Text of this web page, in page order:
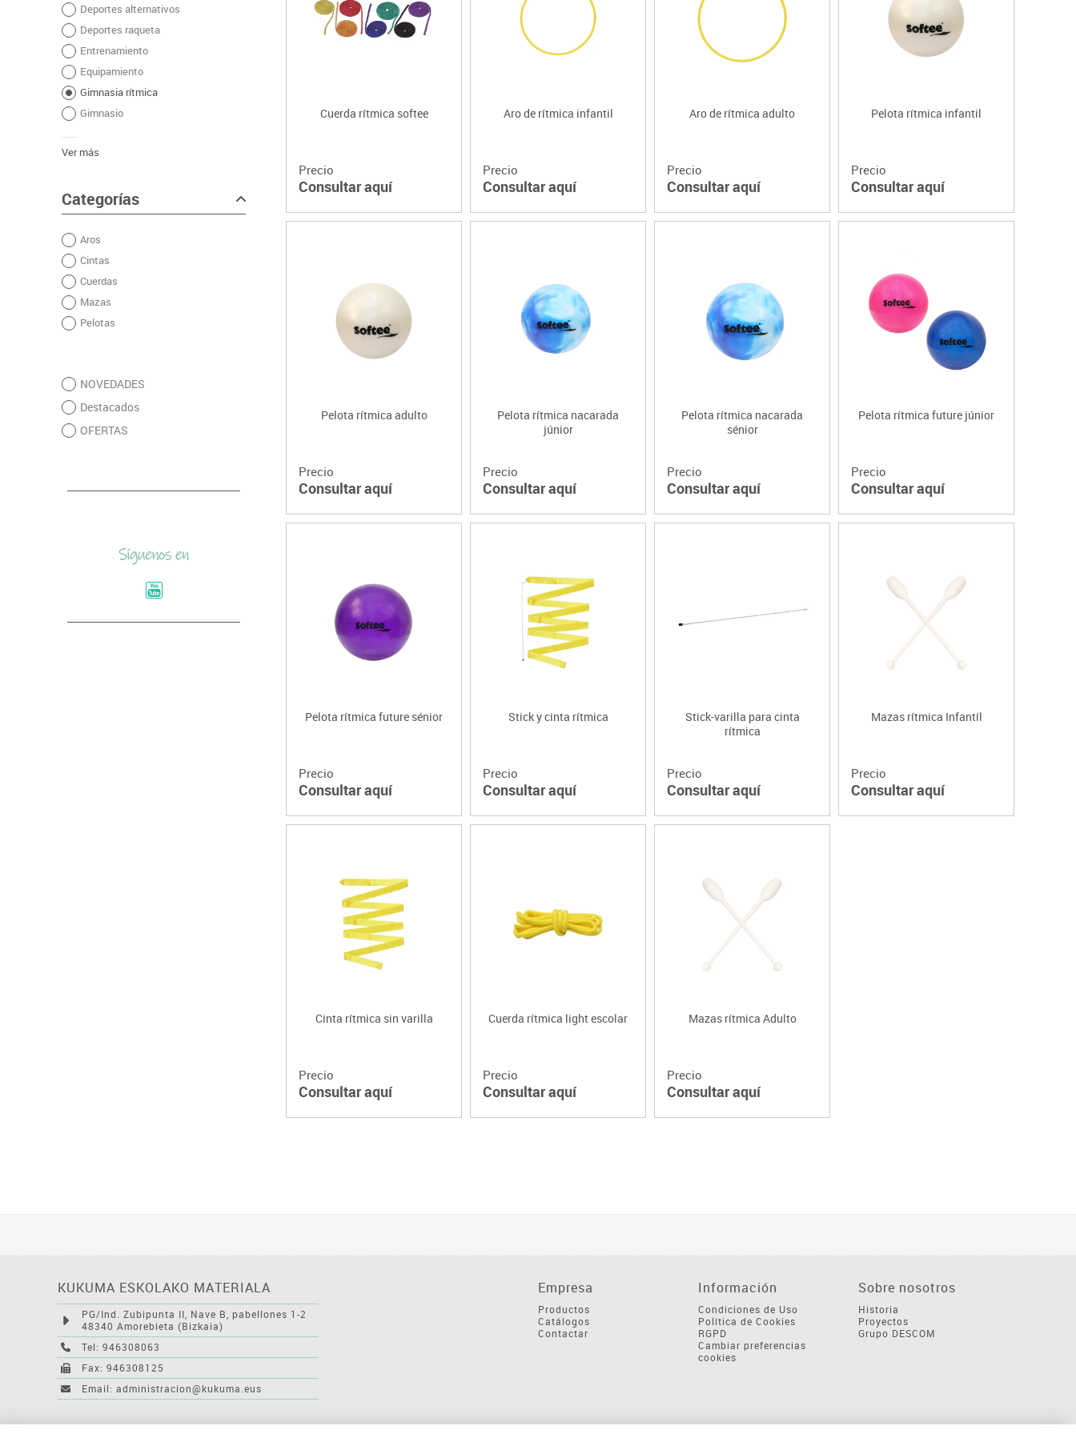
Plastifica, encuaderna, destruye
Papel y manipulados
Lenguaje & idiomas
Deportes alternativos
Deportes raqueta
Entrenamiento
Equipamiento
Gimnasia rítmica
Gimnasio
Ver más
Categorías
Aros
Cintas
Cuerdas
Mazas
Pelotas
NOVEDADES
Destacados
OFERTAS
Cuerda rítmica softee
Precio
Consultar aquí
Aro de rítmica infantil
Precio
Consultar aquí
Aro de rítmica adulto
Precio
Consultar aquí
Pelota rítmica infantil
Precio
Consultar aquí
Pelota rítmica adulto
Precio
Consultar aquí
Pelota rítmica nacarada
júnior
Precio
Consultar aquí
Pelota rítmica nacarada
sénior
Precio
Consultar aquí
Pelota rítmica future júnior
Precio
Consultar aquí
Pelota rítmica future sénior
Precio
Consultar aquí
Stick y cinta rítmica
Precio
Consultar aquí
Stick-varilla para cinta
rítmica
Precio
Consultar aquí
Mazas rítmica Infantíl
Precio
Consultar aquí
Cinta rítmica sin varilla
Precio
Consultar aquí
Cuerda rítmica light escolar
Precio
Consultar aquí
Mazas rítmica Adulto
Precio
Consultar aquí
KUKUMA ESKOLAKO MATERIALA
PG/Ind. Zubipunta II, Nave B, pabellones 1-2
48340 Amorebieta (Bizkaia)
Tel: 946308063
Fax: 946308125
Email: administracion@kukuma.eus
Empresa
Productos
Catálogos
Contactar
Información
Condiciones de Uso
Política de Cookies
RGPD
Cambiar preferencias
cookies
Sobre nosotros
Historia
Proyectos
Grupo DESCOM